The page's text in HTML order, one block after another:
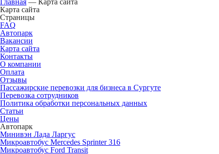
Карта сайта
Страницы
FAQ
Автопарк
Вакансии
Карта сайта
Контакты
О компании
Оплата
Отзывы
Пассажирские перевозки для бизнеса в Сургуте
Перевозка сотрудников
Политика обработки персональных данных
Статьи
Цены
Автопарк
Минивэн Лада Ларгус
Микроавтобус Mercedes Sprinter 316
Микроавтобус Ford Transit